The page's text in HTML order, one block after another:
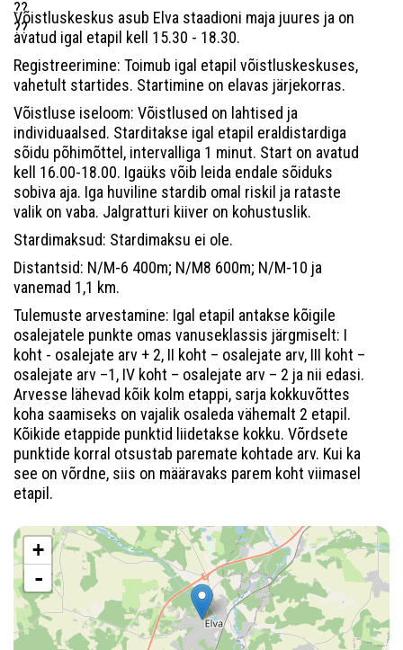
Võistluskeskus asub Elva staadioni maja juures ja on
avatud igal etapil kell 15.30 - 18.30.
Registreerimine: Toimub igal etapil võistluskeskuses,
vahetult startides. Startimine on elavas järjekorras.
Võistluse iseloom: Võistlused on lahtised ja
individuaalsed. Starditakse igal etapil eraldistardiga
sõidu põhimõttel, intervalliga 1 minut. Start on avatud
kell 16.00-18.00. Igaüks võib leida endale sõiduks
sobiva aja. Iga huviline stardib omal riskil ja rataste
valik on vaba. Jalgratturi kiiver on kohustuslik.
Stardimaksud: Stardimaksu ei ole.
Distantsid: N/M-6 400m; N/M8 600m; N/M-10 ja
vanemad 1,1 km.
Tulemuste arvestamine: Igal etapil antakse kõigile
osalejatele punkte omas vanuseklassis järgmiselt: I
koht - osalejate arv + 2, II koht – osalejate arv, III koht –
osalejate arv –1, IV koht – osalejate arv – 2 ja nii edasi.
Arvesse lähevad kõik kolm etappi, sarja kokkuvõttes
koha saamiseks on vajalik osaleda vähemalt 2 etapil.
Kõikide etappide punktid liidetakse kokku. Võrdsete
punktide korral otsustab paremate kohtade arv. Kui ka
see on võrdne, siis on määravaks parem koht viimasel
etapil.
+
-